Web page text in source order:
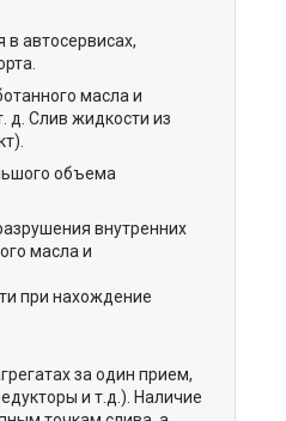
автосервисах,
масла и
д. Слив жидкости из
объема
внутренних
масла и
при нахождение
за один прием,
и т.д.). Наличие